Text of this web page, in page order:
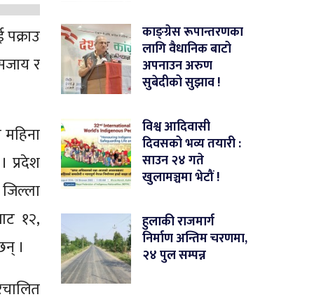
र
प्रदेश
१२,
।
काङ्ग्रेस रूपान्तरणका
लागि वैधानिक बाटो
अपनाउन अरुण
सुबेदीको सुझाव !
विश्व आदिवासी
दिवसको भव्य तयारी :
साउन २४ गते
खुलामञ्चमा भेटौं !
हुलाकी राजमार्ग
निर्माण अन्तिम चरणमा,
२४ पुल सम्पन्न